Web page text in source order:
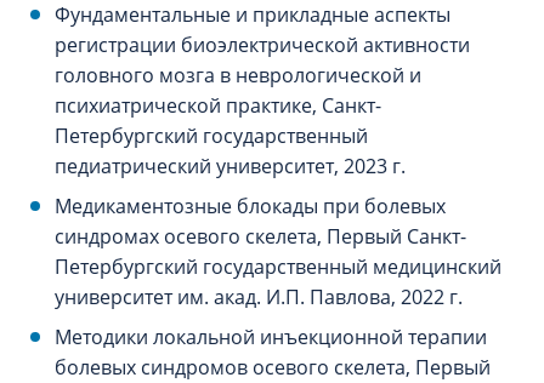
Фундаментальные и прикладные аспекты
регистрации биоэлектрической активности
головного мозга в неврологической и
психиатрической практике, Санкт-
Петербургский государственный
педиатрический университет, 2023 г.
Медикаментозные блокады при болевых
синдромах осевого скелета, Первый Санкт-
Петербургский государственный медицинский
университет им. акад. И.П. Павлова, 2022 г.
Методики локальной инъекционной терапии
болевых синдромов осевого скелета, Первый